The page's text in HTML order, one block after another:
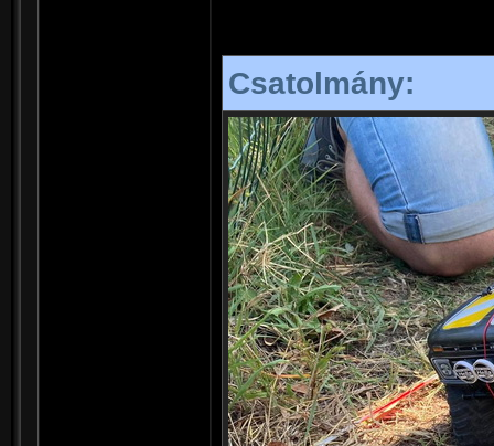
Csatolmány: